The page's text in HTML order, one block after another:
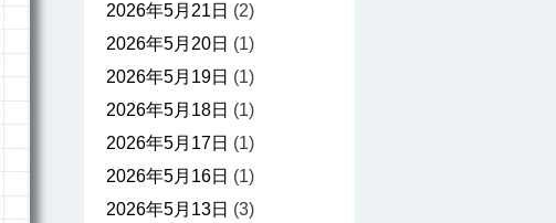
2026年5月21日 (2)
2026年5月20日 (1)
2026年5月19日 (1)
2026年5月18日 (1)
2026年5月17日 (1)
2026年5月16日 (1)
2026年5月13日 (3)